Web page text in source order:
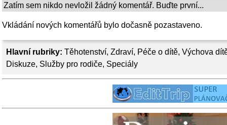
Hlavní rubriky: Těhotenství, Zdraví, Péče o dítě, Výchova
Diskuze, Služby pro rodiče, Speciály
Zatím sem nikdo nevložil žádný komentář. Buďte první...
Vkládání nových komentářů bylo dočasně pozastaveno.